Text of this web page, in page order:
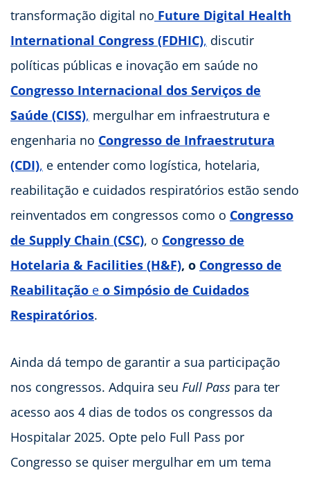
transformação digital no Future Digital Health
International Congress (FDHIC), discutir
políticas públicas e inovação em saúde no
Congresso Internacional dos Serviços de
Saúde (CISS), mergulhar em infraestrutura e
engenharia no Congresso de Infraestrutura
(CDI), e entender como logística, hotelaria,
reabilitação e cuidados respiratórios estão sendo
reinventados em congressos como o Congresso
de Supply Chain (CSC), o Congresso de
Hotelaria & Facilities (H&F), o Congresso de
Reabilitação e o Simpósio de Cuidados
Respiratórios.
Ainda dá tempo de garantir a sua participação
nos congressos. Adquira seu Full Pass para ter
acesso aos 4 dias de todos os congressos da
Hospitalar 2025. Opte pelo Full Pass por
Congresso se quiser mergulhar em um tema